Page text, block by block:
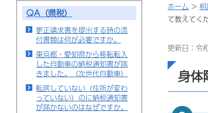
QA（県税）
更正請求書を提出する時の添
付書類は何が必要ですか。
東京都・愛知県から移転転入
した自動車の納税通知書が届
きました。（次世代自動車）
転居していない（住所が変わ
っていない）のに納税通知書
が届かないのはなぜですか。
ホーム >
て教えてく
更新日：令
身体